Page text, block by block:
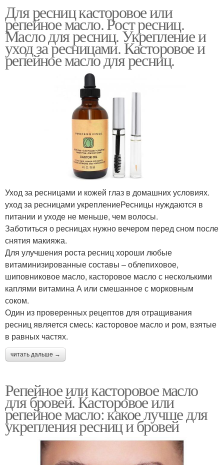
Для ресниц касторовое или
репейное масло. Рост ресниц.
Масло для ресниц. Укрепление и
уход за ресницами. Касторовое и
репейное масло для ресниц.
Уход за ресницами и кожей глаз в домашних условиях.
уход за ресницами укреплениеРесницы нуждаются в
питании и уходе не меньше, чем волосы.
Заботиться о ресницах нужно вечером перед сном после
снятия макияжа.
Для улучшения роста ресниц хороши любые
витаминизированные составы – облепиховое,
шиповниковое масло, касторовое масло с несколькими
каплями витамина А или смешанное с морковным
соком.
Один из проверенных рецептов для отращивания
ресниц является смесь: касторовое масло и ром, взятые
в равных частях.
читать дальше →
Репейное или касторовое масло
для бровей. Касторовое или
репейное масло: какое лучше для
укрепления ресниц и бровей